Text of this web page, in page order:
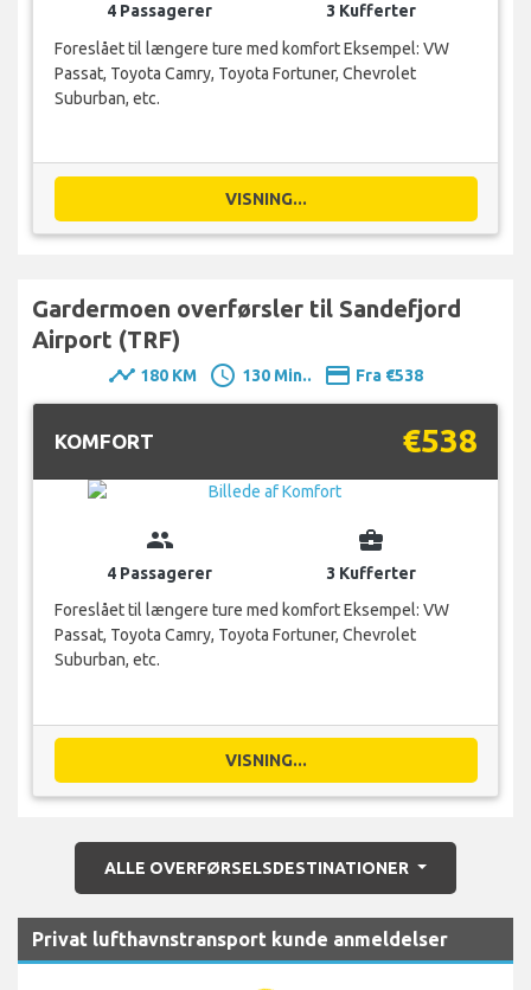
4 Passagerer
3 Kufferter
Foreslået til længere ture med komfort Eksempel: VW
Passat, Toyota Camry, Toyota Fortuner, Chevrolet
Suburban, etc.
VISNING...
Gardermoen overførsler til Sandefjord
Airport (TRF)
timeline 180 KM schedule 130 Min.. payment Fra €538
KOMFORT €538
group
4 Passagerer
business_center
3 Kufferter
Foreslået til længere ture med komfort Eksempel: VW
Passat, Toyota Camry, Toyota Fortuner, Chevrolet
Suburban, etc.
VISNING...
ALLE OVERFØRSELSDESTINATIONER
Privat lufthavnstransport kunde anmeldelser